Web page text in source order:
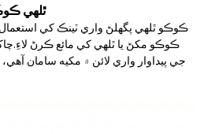
ٿلهي
ڪوڪو ٿلهي پگھلڻ واري ٽينڪ کي
ڪوڪو مکڻ يا ٿلهي کي مائع ڪرڻ
جي پيداوار واري لائن ۾ مکيه سامان